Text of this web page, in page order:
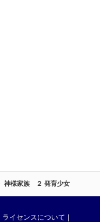
神様家族 ２ 発育少女
ライセンスについて